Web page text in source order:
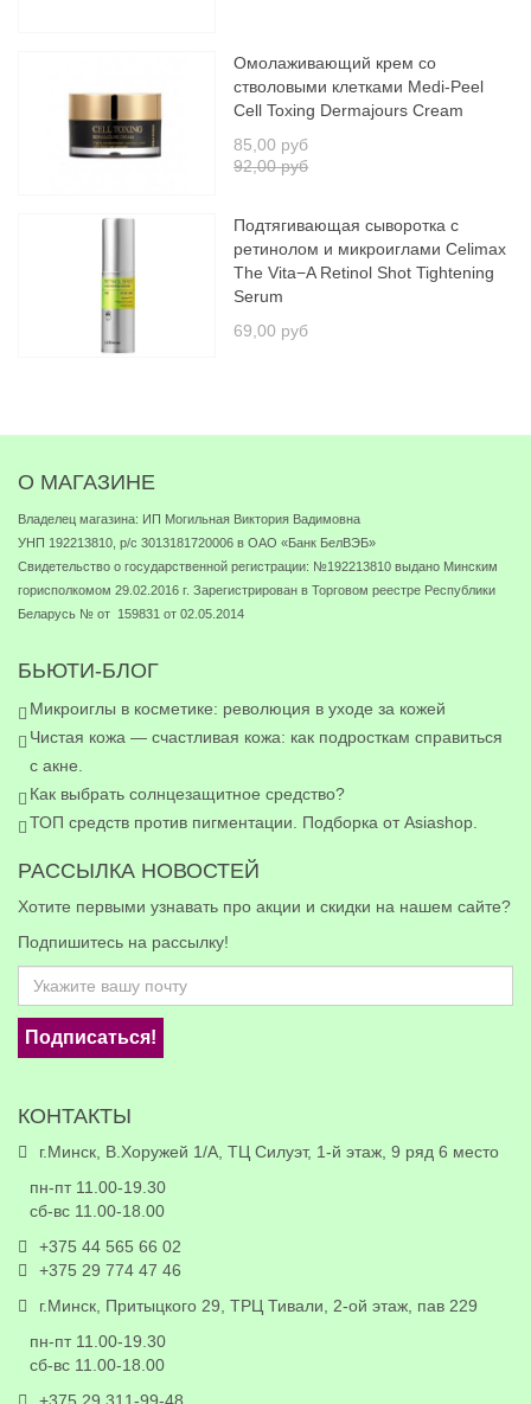
Омолаживающий крем со
стволовыми клетками Medi-Peel
Cell Toxing Dermajours Cream
92,00 руб
85,00 руб
Подтягивающая сыворотка с
ретинолом и микроиглами Celimax
The Vita−A Retinol Shot Tightening
Serum
69,00 руб
О МАГАЗИНЕ
Владелец магазина: ИП Могильная Виктория Вадимовна
УНП 192213810, р/с 3013181720006 в ОАО «Банк БелВЭБ»
Свидетельство о государственной регистрации: №192213810 выдано Минским
горисполкомом 29.02.2016 г. Зарегистрирован в Торговом реестре Республики
Беларусь № от 159831 от 02.05.2014
БЬЮТИ-БЛОГ
Микроиглы в косметике: революция в уходе за кожей
Чистая кожа — счастливая кожа: как подросткам справиться
с акне.
Как выбрать солнцезащитное средство?
ТОП средств против пигментации. Подборка от Asiashop.
РАССЫЛКА НОВОСТЕЙ
Хотите первыми узнавать про акции и скидки на нашем сайте?
Подпишитесь на рассылку!
Подписаться!
КОНТАКТЫ
г.Минск, В.Хоружей 1/А, ТЦ Силуэт, 1-й этаж, 9 ряд 6 место
пн-пт 11.00-19.30
сб-вс 11.00-18.00
+375 44 565 66 02
+375 29 774 47 46
г.Минск, Притыцкого 29, ТРЦ Тивали, 2-ой этаж, пав 229
пн-пт 11.00-19.30
сб-вс 11.00-18.00